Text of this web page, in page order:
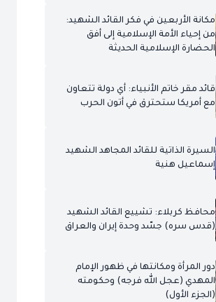
مكانة الأربعين في فكر القائد الشهيد:
من إحياء الأمة الإسلامية إلى أفق
الحضارة الإسلامية الحديثة
قائد مقر خاتم الأنبياء: أي دولة تتعاون
مع أمريكا ستحترق في أتون الحرب
السيرة الذاتية للقائد المجاهد الشهيد
إسماعيل هنية
محافظ كربلاء: تشييع القائد الشهيد
(قدس سره) جسّد وحدة إيران والعراق
دور المرأة ومكانتها في ظهور الإمام
المهدي (عجل الله فرجه) وحكومته
(الجزء الأول)